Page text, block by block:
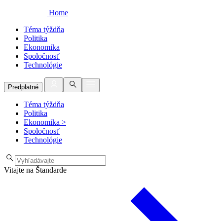
Home
Téma týždňa
Politika
Ekonomika
Spoločnosť
Technológie
Predplatné
Téma týždňa
Politika
Ekonomika >
Spoločnosť
Technológie
Vitajte na Štandarde